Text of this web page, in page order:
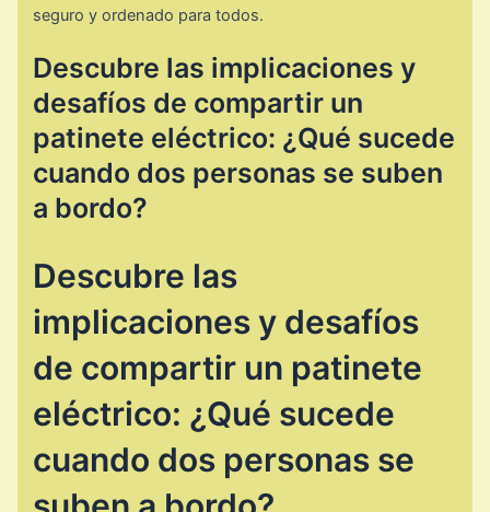
seguro y ordenado para todos.
Descubre las implicaciones y
desafíos de compartir un
patinete eléctrico: ¿Qué sucede
cuando dos personas se suben
a bordo?
Descubre las
implicaciones y desafíos
de compartir un patinete
eléctrico: ¿Qué sucede
cuando dos personas se